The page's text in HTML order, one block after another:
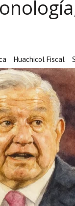
Huachicol Fiscal